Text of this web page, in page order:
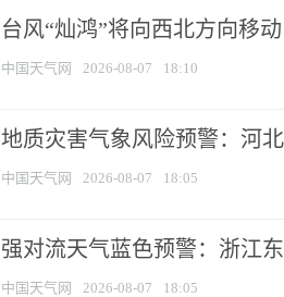
台风“灿鸿”将向西北方向移
中国天气网 2026-08-07 18:10
地质灾害气象风险预警：河
中国天气网 2026-08-07 18:05
强对流天气蓝色预警：浙江
中国天气网 2026-08-07 18:05